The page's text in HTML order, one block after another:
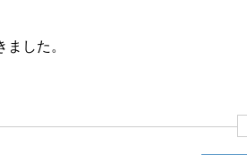
した。